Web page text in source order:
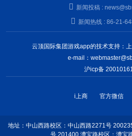
新闻投稿 :
新闻热线 : 86-21-
云顶国际集团游戏app的技术支持：
e-mail：
沪icp备
i上商 官方微信
地址：中山西路校区：中山西路2271号
号 201400 漕宝路校区：漕宝